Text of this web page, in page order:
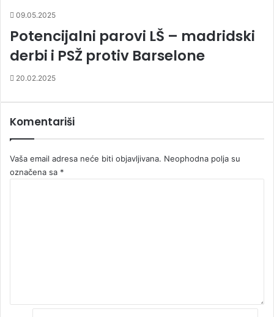
09.05.2025
Potencijalni parovi LŠ – madridski
derbi i PSŽ protiv Barselone
20.02.2025
Komentariši
Vaša email adresa neće biti objavljivana. Neophodna polja su
označena sa *